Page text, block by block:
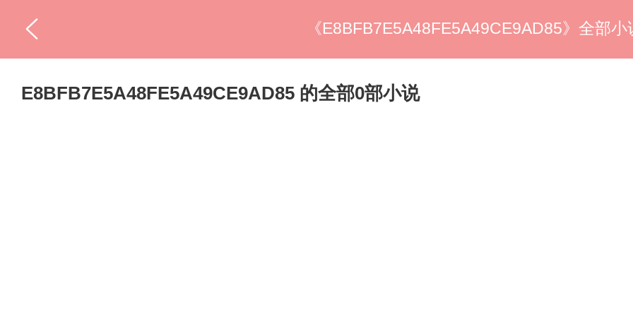
《E8BFB7E5A48FE5A49CE9AD85》全部小
E8BFB7E5A48FE5A49CE9AD85 的全部0部小说